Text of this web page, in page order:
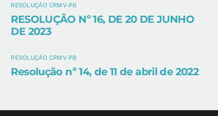
RESOLUÇÃO CRMV-PB
RESOLUÇÃO Nº 16, DE 20 DE JUNHO
DE 2023
RESOLUÇÃO CRMV-PB
Resolução nº 14, de 11 de abril de 2022